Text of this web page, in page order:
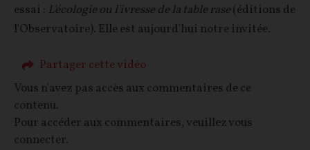
essai : L'écologie ou l'ivresse de la table rase(éditions de
l'Observatoire). Elle est aujourd'hui notre invitée.
Partager cette vidéo
Vous n'avez pas accès aux commentaires de ce
contenu.
Pour accéder aux commentaires, veuillez vous
connecter.